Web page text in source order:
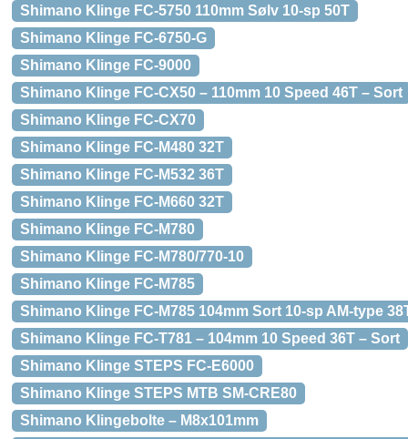
Shimano Klinge FC-5750 110mm Sølv 10-sp 50T
Shimano Klinge FC-6750-G
Shimano Klinge FC-9000
Shimano Klinge FC-CX50 – 110mm 10 Speed 46T – Sort
Shimano Klinge FC-CX70
Shimano Klinge FC-M480 32T
Shimano Klinge FC-M532 36T
Shimano Klinge FC-M660 32T
Shimano Klinge FC-M780
Shimano Klinge FC-M780/770-10
Shimano Klinge FC-M785
Shimano Klinge FC-M785 104mm Sort 10-sp AM-type
Shimano Klinge FC-T781 – 104mm 10 Speed 36T – Sort
Shimano Klinge STEPS FC-E6000
Shimano Klinge STEPS MTB SM-CRE80
Shimano Klingebolte – M8x101mm